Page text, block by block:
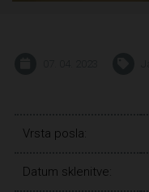
Vrsta posla:
Datum sklenitve: